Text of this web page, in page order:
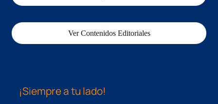
Ver Contenidos Editoriales
¡Siempre a tu lado!